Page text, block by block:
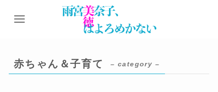
赤ちゃん＆子育て – category –